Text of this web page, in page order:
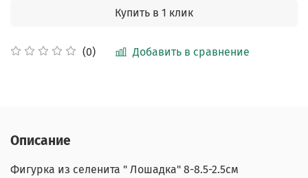
(0) Добавить в сравнение
Купить в 1 клик
Описание
Фигурка из селенита " Лошадка" 8-8.5-2.5см